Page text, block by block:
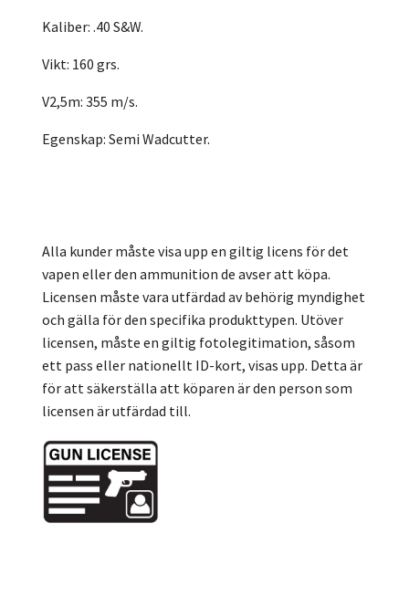
Kaliber: .40 S&W.
Vikt: 160 grs.
V2,5m: 355 m/s.
Egenskap: Semi Wadcutter.
Alla kunder måste visa upp en giltig licens för det
vapen eller den ammunition de avser att köpa.
Licensen måste vara utfärdad av behörig myndighet
och gälla för den specifika produkttypen. Utöver
licensen, måste en giltig fotolegitimation, såsom
ett pass eller nationellt ID-kort, visas upp. Detta är
för att säkerställa att köparen är den person som
licensen är utfärdad till.